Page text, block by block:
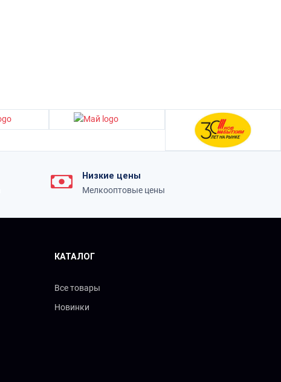
Низкие цены
Мелкооптовые цены
КАТАЛОГ
Все товары
Новинки